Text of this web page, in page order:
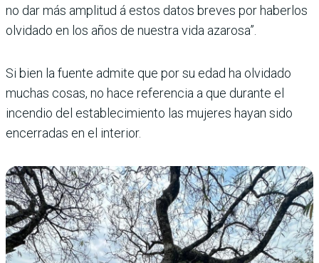
no dar más amplitud á estos datos breves por haberlos
olvidado en los años de nuestra vida azarosa”.
Si bien la fuente admite que por su edad ha olvidado
muchas cosas, no hace referencia a que durante el
incendio del establecimiento las mujeres hayan sido
encerradas en el interior.